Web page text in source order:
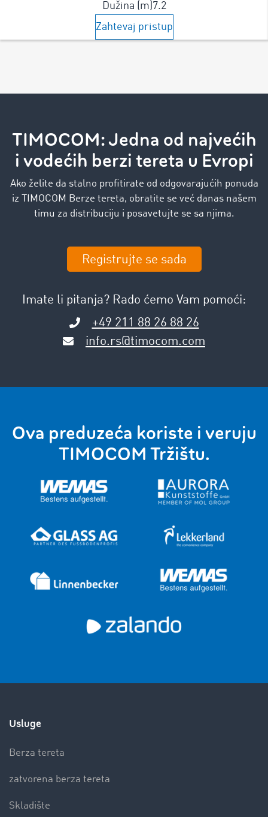
Dužina (m)7.2
Zahtevaj pristup
TIMOCOM: Jedna od najvećih
i vodećih berzi tereta u Evropi
Ako želite da stalno profitirate od odgovarajućih ponuda
iz TIMOCOM Berze tereta, obratite se već danas našem
timu za distribuciju i posavetujte se sa njima.
Registrujte se sada
Imate li pitanja? Rado ćemo Vam pomoći:
+49 211 88 26 88 26
info.rs@timocom.com
Ova preduzeća koriste i veruju
TIMOCOM Tržištu.
Usluge
Berza tereta
zatvorena berza tereta
Skladište